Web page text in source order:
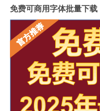
免费可商用字体批量下载